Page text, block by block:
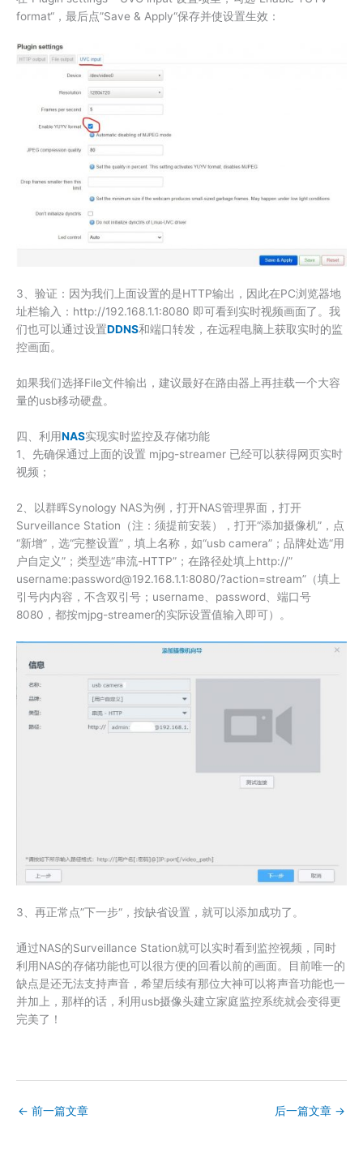
format“，最后点”Save & Apply“保存并使设置生效：
3、验证：因为我们上面设置的是HTTP输出，因此在PC浏览器地
址栏输入：http://192.168.1.1:8080 即可看到实时视频画面了。我
们也可以通过设置DDNS和端口转发，在远程电脑上获取实时的监
控画面。
如果我们选择File文件输出，建议最好在路由器上再挂载一个大容
量的usb移动硬盘。
四、利用NAS实现实时监控及存储功能
1、先确保通过上面的设置 mjpg-streamer 已经可以获得网页实时
视频；
2、以群晖Synology NAS为例，打开NAS管理界面，打开
Surveillance Station（注：须提前安装），打开“添加摄像机”，点
“新增”，选“完整设置”，填上名称，如“usb camera”；品牌处选“用
户自定义”；类型选“串流-HTTP”；在路径处填上http://”
username:password@192.168.1.1:8080/?action=stream”（填上
引号内内容，不含双引号；username、password、端口号
8080，都按mjpg-streamer的实际设置值输入即可）。
3、再正常点”下一步“，按缺省设置，就可以添加成功了。
通过NAS的Surveillance Station就可以实时看到监控视频，同时
利用NAS的存储功能也可以很方便的回看以前的画面。目前唯一的
缺点是还无法支持声音，希望后续有那位大神可以将声音功能也一
并加上，那样的话，利用usb摄像头建立家庭监控系统就会变得更
完美了！
← 前一篇文章 后一篇文章 →